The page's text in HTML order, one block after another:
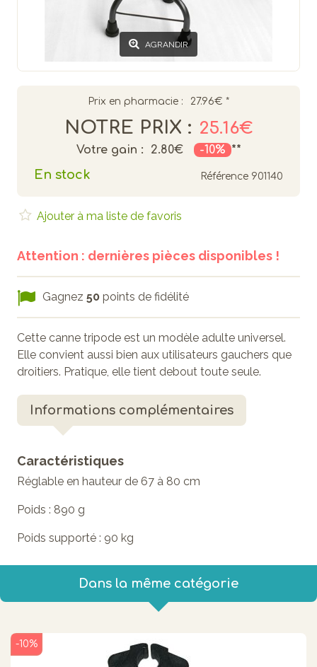
AGRANDIR
Prix en pharmacie : 27.96€ *
NOTRE PRIX : 25.16€
Votre gain : 2.80€ -10% **
En stock Référence 901140
Attention : dernières pièces disponibles !
Ajouter à ma liste de favoris
Gagnez 50 points de fidélité
Cette canne tripode est un modèle adulte universel.
Elle convient aussi bien aux utilisateurs gauchers que
droitiers. Pratique, elle tient debout toute seule.
Informations complémentaires
Caractéristiques
Réglable en hauteur de 67 à 80 cm
Poids : 890 g
Poids supporté : 90 kg
Dans la même catégorie
-10%